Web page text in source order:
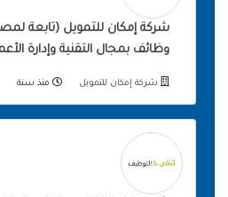
شركة إمكان للتمويل (تابعة
وظائف بمجال التقنية وإدارة
شركة إمكان للتمويل منذ سنة